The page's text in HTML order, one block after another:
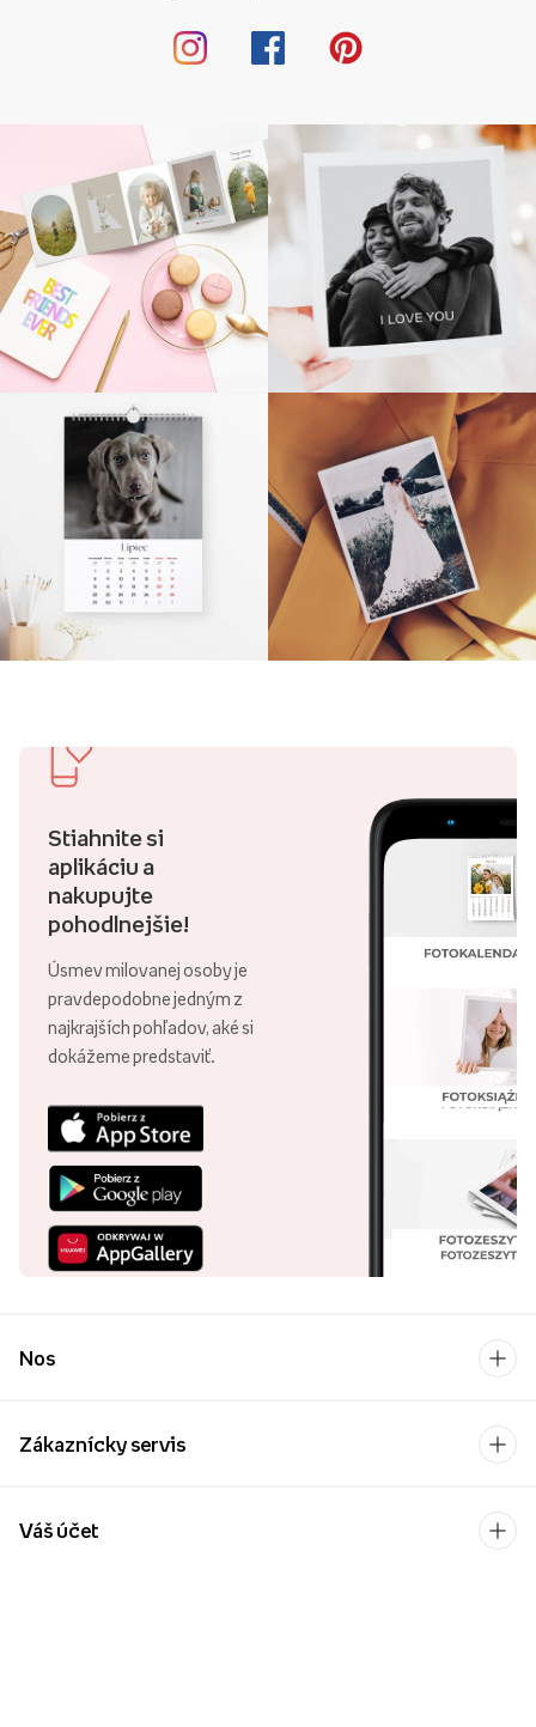
Stiahnite si
aplikáciu a
nakupujte
pohodlnejšie!
Úsmev milovanej osoby je
pravdepodobne jedným z
najkrajších pohľadov, aké si
dokážeme predstaviť.
Nos
Zákaznícky servis
Váš účet